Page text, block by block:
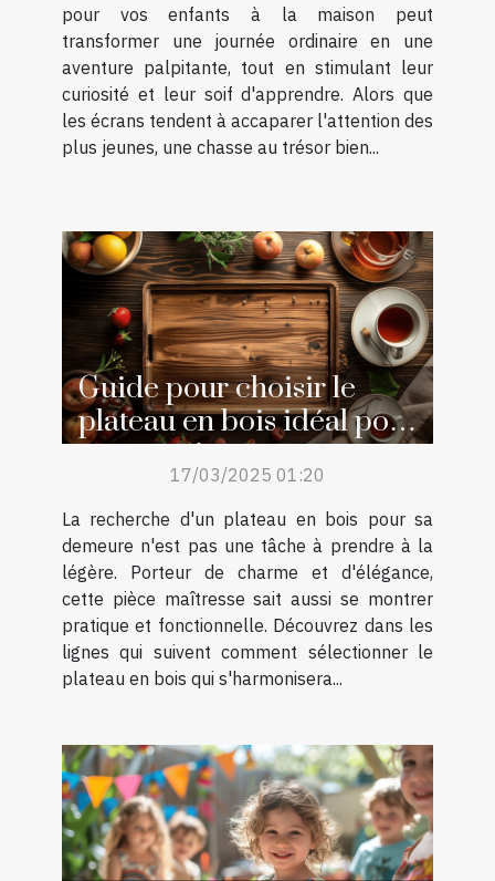
pour vos enfants à la maison peut
transformer une journée ordinaire en une
aventure palpitante, tout en stimulant leur
curiosité et leur soif d'apprendre. Alors que
les écrans tendent à accaparer l'attention des
plus jeunes, une chasse au trésor bien...
Guide pour choisir le
plateau en bois idéal pour
votre maison
17/03/2025 01:20
La recherche d'un plateau en bois pour sa
demeure n'est pas une tâche à prendre à la
légère. Porteur de charme et d'élégance,
cette pièce maîtresse sait aussi se montrer
pratique et fonctionnelle. Découvrez dans les
lignes qui suivent comment sélectionner le
plateau en bois qui s'harmonisera...